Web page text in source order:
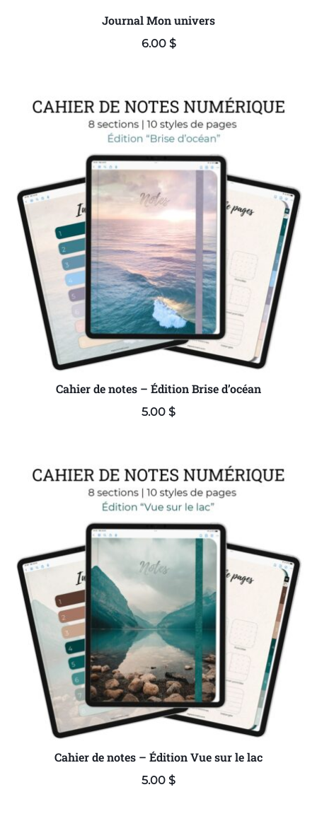
Journal Mon univers
6.00 $
Cahier de notes – Édition Brise d’océan
5.00 $
Cahier de notes – Édition Vue sur le lac
5.00 $